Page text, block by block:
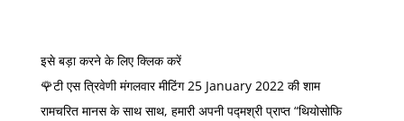
इसे बड़ा करने के लिए क्लिक करें
🌹टी एस त्रिवेणी मंगलवार मीटिंग 25 January 2022 की शाम
रामचरित मानस के साथ साथ, हमारी अपनी पद्मश्री प्राप्त “थियोसोफि